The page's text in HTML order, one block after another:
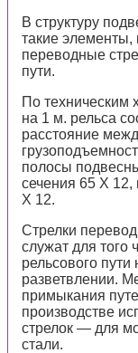
В структуру
такие элементы,
переводные
пути.
По техническим
на 1 м. рельса
расстояние
полосы
сечения 65 Х
Х 12.
Стрелки
служат для того
рельсового
разветвлении.
примыкания
производстве
стрелок — для
стали.